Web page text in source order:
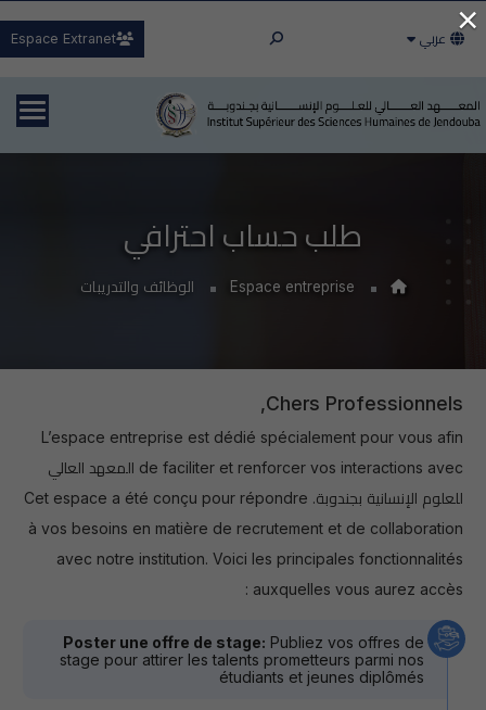
عربي Espace Extranet
طلب حساب احترافي
Espace entreprise الوظائف والتدريبات
Chers Professionnels,
L’espace entreprise est dédié spécialement pour vous afin
de faciliter et renforcer vos interactions avec المعهد العالي
للعلوم الإنسانية بجندوبة. Cet espace a été conçu pour répondre
à vos besoins en matière de recrutement et de collaboration
avec notre institution. Voici les principales fonctionnalités
auxquelles vous aurez accès :
Poster une offre de stage: Publiez vos offres de
stage pour attirer les talents prometteurs parmi nos
étudiants et jeunes diplômés
×